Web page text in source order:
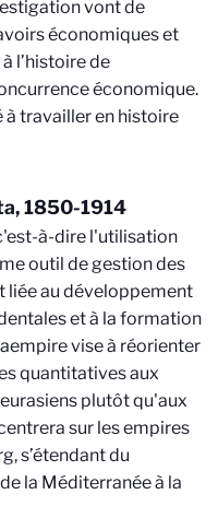
vont de
économiques et
l’histoire de
économique.
à travailler en histoire
1850-1914
à-dire l'utilisation
outil de gestion des
liée au développement
et à la formation
vise à réorienter
quantitatives aux
plutôt qu'aux
sur les empires
s’étendant du
la Méditerranée à la